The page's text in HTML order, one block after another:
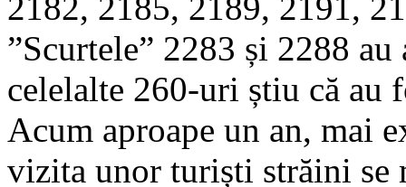
”Scurtele” 2283 și 2288
celelalte 260-uri știu că au
Acum aproape un an, mai
vizita unor turiști străini se